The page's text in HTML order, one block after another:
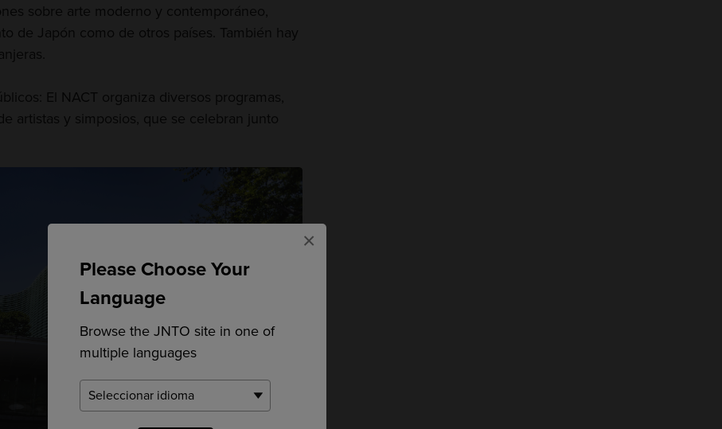
Please Choose Your
Language
Browse the JNTO site in one of
multiple languages
×
sobre arte moderno y contemporáneo,
de Japón como de otros países. También hay
El NACT organiza diversos programas,
artistas y simposios, que se celebran junto